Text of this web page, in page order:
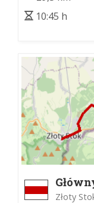
10:45 h
Złoty